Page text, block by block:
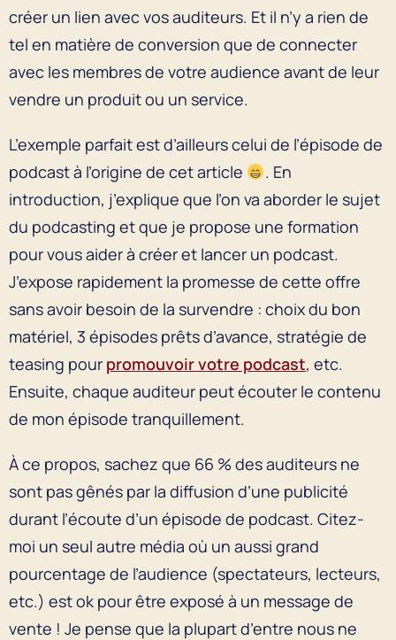
créer un lien avec vos auditeurs. Et il n’y a rien de
tel en matière de conversion que de connecter
avec les membres de votre audience avant de leur
vendre un produit ou un service.
L’exemple parfait est d’ailleurs celui de l’épisode de
podcast à l’origine de cet article
. En
introduction, j’explique que l’on va aborder le sujet
du podcasting et que je propose une formation
pour vous aider à créer et lancer un podcast.
J’expose rapidement la promesse de cette offre
sans avoir besoin de la survendre : choix du bon
matériel, 3 épisodes prêts d’avance, stratégie de
teasing pour promouvoir votre podcast, etc.
Ensuite, chaque auditeur peut écouter le contenu
de mon épisode tranquillement.
À ce propos, sachez que 66 % des auditeurs ne
sont pas gênés par la diffusion d’une publicité
durant l’écoute d’un épisode de podcast. Citez-
moi un seul autre média où un aussi grand
pourcentage de l’audience (spectateurs, lecteurs,
etc.) est ok pour être exposé à un message de
vente ! Je pense que la plupart d’entre nous ne